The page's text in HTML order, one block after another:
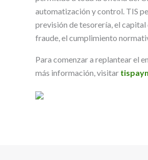
automatización y control. TIS
previsión de tesorería, el
fraude, el cumplimiento
Para comenzar a replantear el
más información, visitar